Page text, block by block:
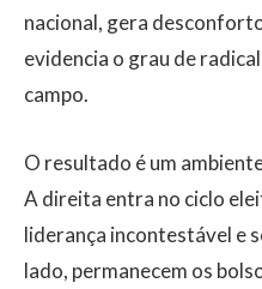
nacional, gera
evidencia o grau de
campo.
O resultado é um
A direita entra no ciclo
liderança incontestável e
lado, permanecem os